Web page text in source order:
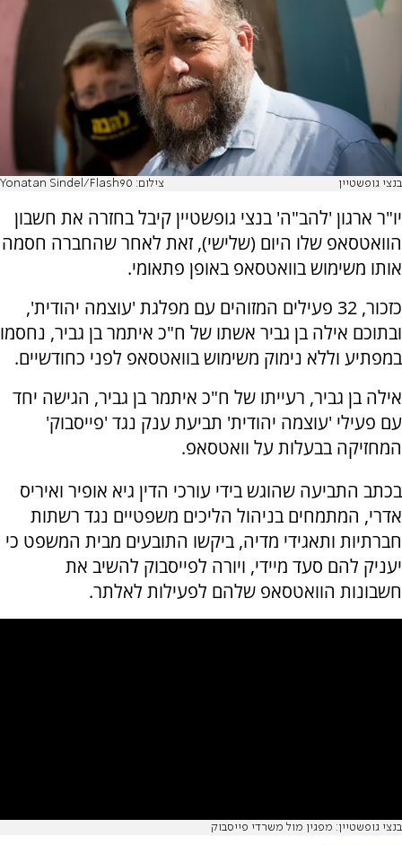
בנצי גופשטיין צילום: Yonatan Sindel/Flash90
יו"ר ארגון 'להב"ה' בנצי גופשטיין קיבל בחזרה את חשבון
הוואטסאפ שלו היום (שלישי), זאת לאחר שהחברה חסמה
אותו משימוש בוואטסאפ באופן פתאומי.
כזכור, 32 פעילים המזוהים עם מפלגת 'עוצמה יהודית',
ובתוכם אילה בן גביר אשתו של ח"כ איתמר בן גביר, נחסמו
במפתיע וללא נימוק משימוש בוואטסאפ לפני כחודשיים.
אילה בן גביר, רעייתו של ח"כ איתמר בן גביר, הגישה יחד
עם פעילי 'עוצמה יהודית' תביעת ענק נגד 'פייסבוק'
המחזיקה בבעלות על וואטסאפ.
בכתב התביעה שהוגש בידי עורכי הדין גיא אופיר ואיריס
אדרי, המתמחים בניהול הליכים משפטיים נגד רשתות
חברתיות ותאגידי מדיה, ביקשו התובעים מבית המשפט כי
יעניק להם סעד מיידי, ויורה לפייסבוק להשיב את
חשבונות הוואטסאפ שלהם לפעילות לאלתר.
בנצי גופשטיין: מפגין מול משרדי פייסבוק